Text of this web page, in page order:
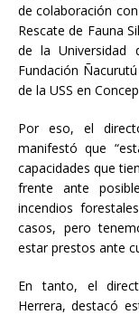
de colaboración
Rescate de Fauna
de la Universidad
Fundación
de la USS en
Por eso, el
manifestó que
capacidades que
frente ante
incendios
casos, pero
estar prestos ante
En tanto, el
Herrera, destacó